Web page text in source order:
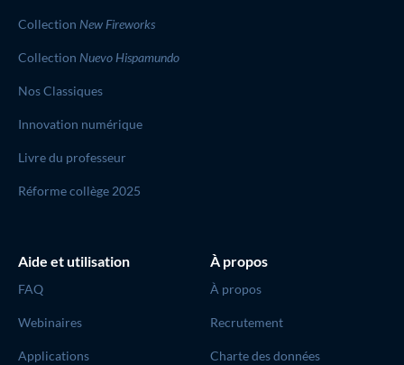
Collection New Fireworks
Collection Nuevo Hispamundo
Nos Classiques
Innovation numérique
Livre du professeur
Réforme collège 2025
Aide et utilisation
FAQ
Webinaires
Applications
À propos
À propos
Recrutement
Charte des données